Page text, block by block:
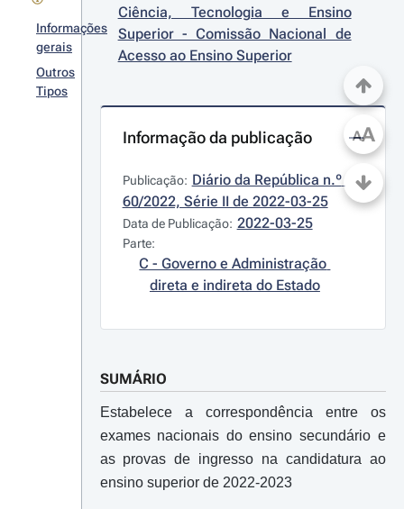
Informações
gerais
Outros
Tipos
Ciência, Tecnologia e Ensino
Superior - Comissão Nacional de
Acesso ao Ensino Superior
Informação da publicação
Publicação: Diário da República n.º
60/2022, Série II de 2022-03-25
Data de Publicação: 2022-03-25
Parte:
C - Governo e Administração
direta e indireta do Estado
SUMÁRIO
Estabelece a correspondência entre os
exames nacionais do ensino secundário e
as provas de ingresso na candidatura ao
ensino superior de 2022-2023
AA